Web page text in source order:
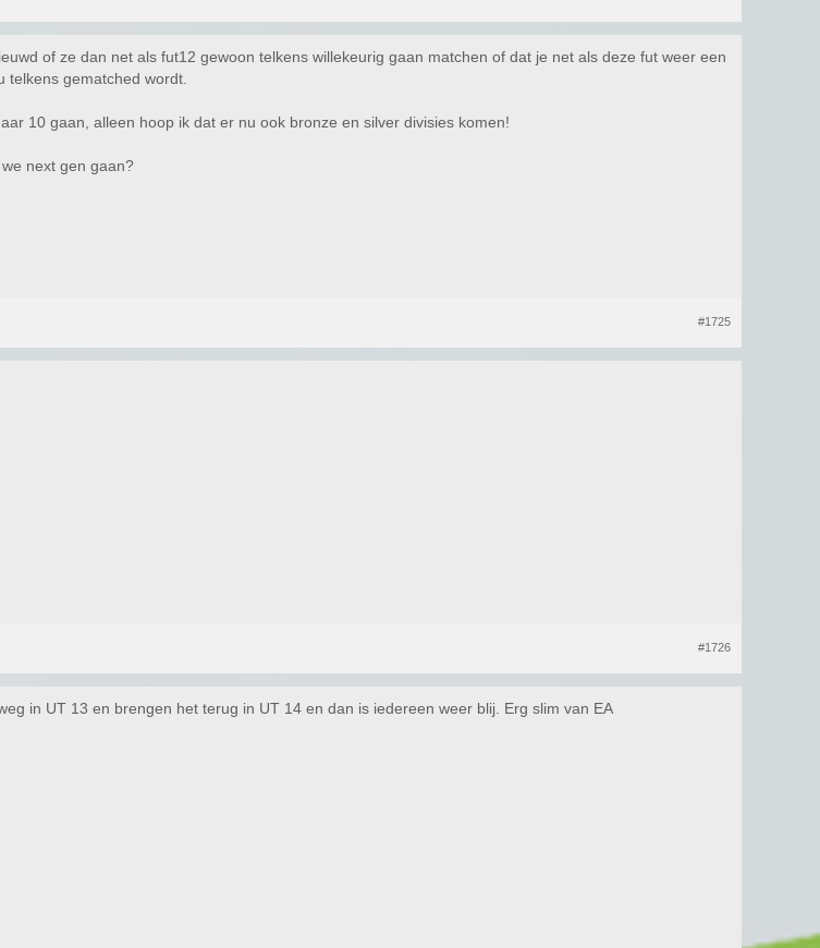
of ze dan net als fut12 gewoon telkens willekeurig gaan matchen of dat je net als deze fut weer een
telkens gematched wordt.
10 gaan, alleen hoop ik dat er nu ook bronze en silver divisies komen!
next gen gaan?
#1725
#1726
in UT 13 en brengen het terug in UT 14 en dan is iedereen weer blij. Erg slim van EA